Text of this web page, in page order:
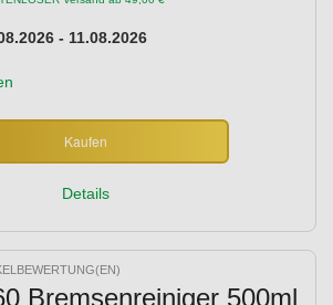
- 11.08.2026
Kaufen
Details
Bremsenreiniger 500ml